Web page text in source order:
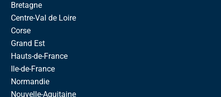
Bretagne
Centre-Val de Loire
Corse
Grand Est
Hauts-de-France
Ile-de-France
Normandie
Nouvelle-Aquitaine